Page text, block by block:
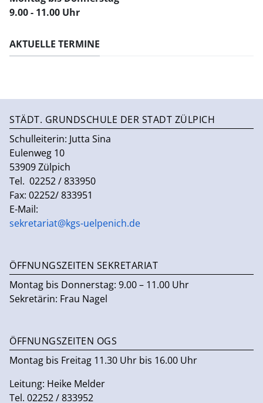
9.00 - 11.00 Uhr
AKTUELLE TERMINE
STÄDT. GRUNDSCHULE DER STADT ZÜLPICH
Schulleiterin: Jutta Sina
Eulenweg 10
53909 Zülpich
Tel. 02252 / 833950
Fax: 02252/ 833951
E-Mail:
sekretariat@kgs-uelpenich.de
ÖFFNUNGSZEITEN SEKRETARIAT
Montag bis Donnerstag: 9.00 – 11.00 Uhr
Sekretärin: Frau Nagel
ÖFFNUNGSZEITEN OGS
Montag bis Freitag 11.30 Uhr bis 16.00 Uhr
Leitung: Heike Melder
Tel. 02252 / 833952